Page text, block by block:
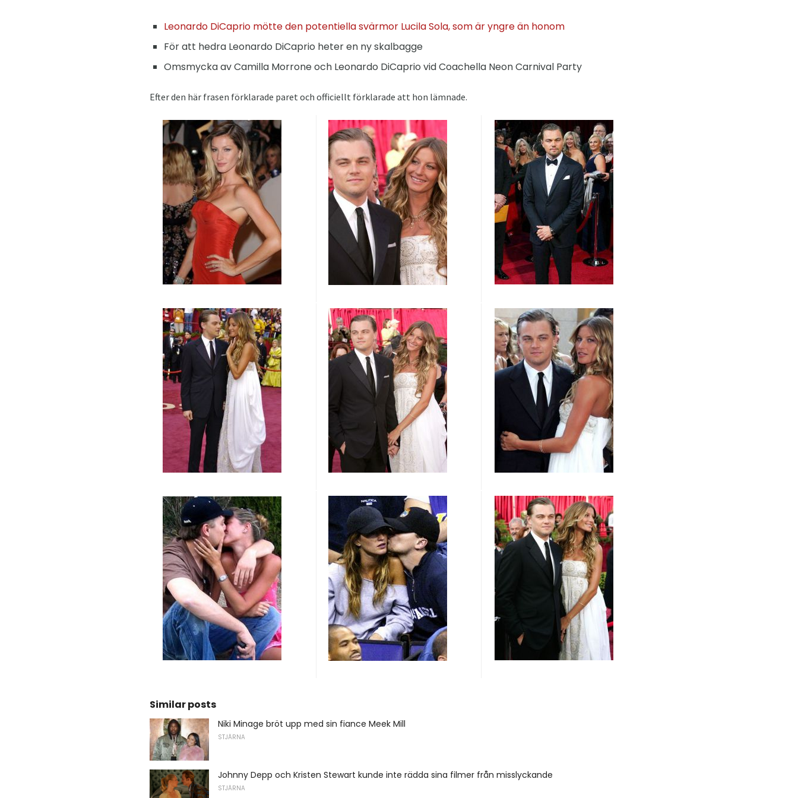
Leonardo DiCaprio mötte den potentiella svärmor Lucila Sola, som är yngre än honom
För att hedra Leonardo DiCaprio heter en ny skalbagge
Omsmycka av Camilla Morrone och Leonardo DiCaprio vid Coachella Neon Carnival Party
Efter den här frasen förklarade paret och officiellt förklarade att hon lämnade.
Similar posts
Niki Minage bröt upp med sin fiance Meek Mill
STJÄRNA
Johnny Depp och Kristen Stewart kunde inte rädda sina filmer från misslyckande
STJÄRNA